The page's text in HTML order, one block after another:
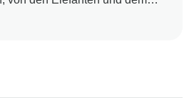
Wir freuen uns, dass die
hat. Wir freuen uns auch über
- das Wissen um
hilft uns dabei,